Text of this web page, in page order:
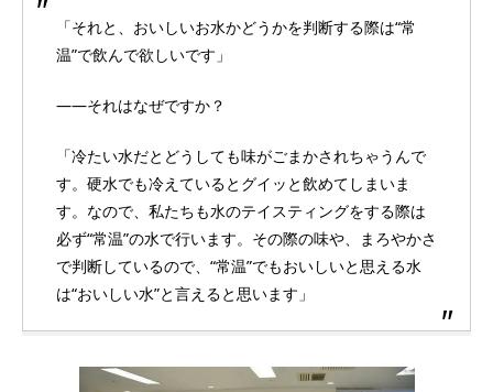
「それと、おいしいお水かどうかを判断する際は“常
温”で飲んで欲しいです」
――それはなぜですか？
「冷たい水だとどうしても味がごまかされちゃうんで
す。硬水でも冷えているとグイッと飲めてしまいま
す。なので、私たちも水のテイスティングをする際は
必ず“常温”の水で行います。その際の味や、まろやかさ
で判断しているので、“常温”でもおいしいと思える水
は“おいしい水”と言えると思います」